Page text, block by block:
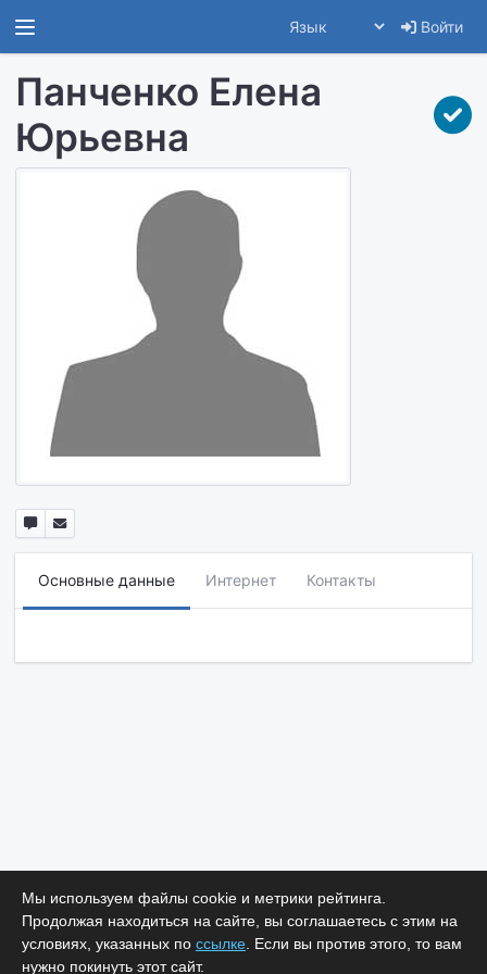
Войти
Панченко Елена
Юрьевна
Основные данные Интернет Контакты
Мы используем файлы cookie и метрики рейтинга.
Продолжая находиться на сайте, вы соглашаетесь с этим на
условиях, указанных по ссылке . Если вы против этого, то вам
нужно покинуть этот сайт.